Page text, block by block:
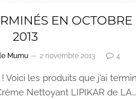
EN OCTOBRE
2013
Mumu 2 novembre 2013 4
les produits que j’ai
Nettoyant LIPIKAR de LA…